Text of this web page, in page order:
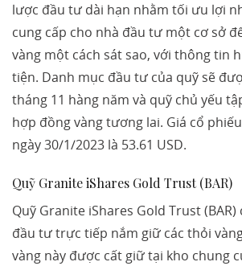
lược đầu tư dài hạn nhằm tối ưu lợi
cung cấp cho nhà đầu tư một cơ sở
vàng một cách sát sao, với thông tin
tiện. Danh mục đầu tư của quỹ sẽ
tháng 11 hàng năm và quỹ chủ yếu
hợp đồng vàng tương lai. Giá cổ
ngày 30/1/2023 là 53.61 USD.
Quỹ Granite iShares Gold Trust (BAR)
Quỹ Granite iShares Gold Trust
đầu tư trực tiếp nắm giữ các thỏi
vàng này được cất giữ tại kho chung